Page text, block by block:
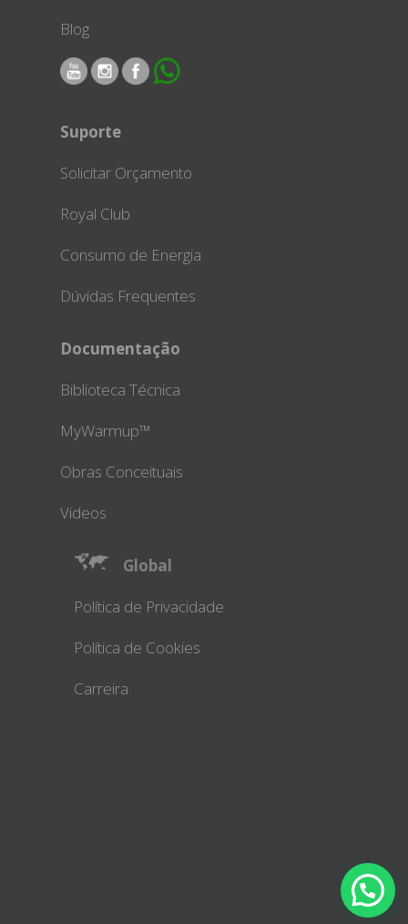
Blog
Suporte
Solicitar Orçamento
Royal Club
Consumo de Energia
Dúvidas Frequentes
Documentação
Biblioteca Técnica
MyWarmup™
Obras Conceituais
Videos
Global
Política de Privacidade
Política de Cookies
Carreira